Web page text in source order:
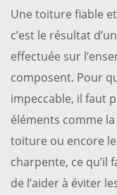
Une toiture fiable
c’est le résultat
effectuée sur
composent. Pour
impeccable, il faut
éléments comme
toiture ou encore
charpente, ce qu’il
de l’aider à éviter